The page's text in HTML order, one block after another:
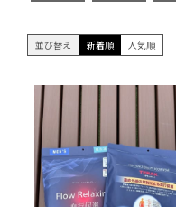
並び替え 新着順 人気順